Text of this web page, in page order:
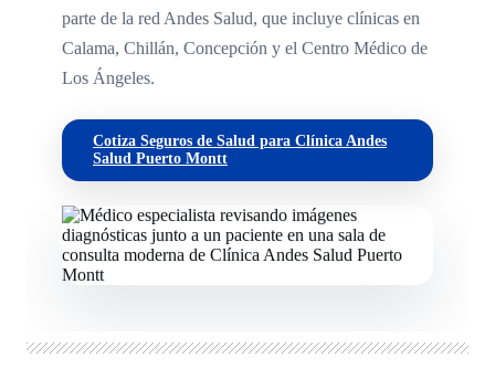
parte de la red Andes Salud, que incluye clínicas en
Calama, Chillán, Concepción y el Centro Médico de
Los Ángeles.
Cotiza Seguros de Salud para Clínica Andes
Salud Puerto Montt